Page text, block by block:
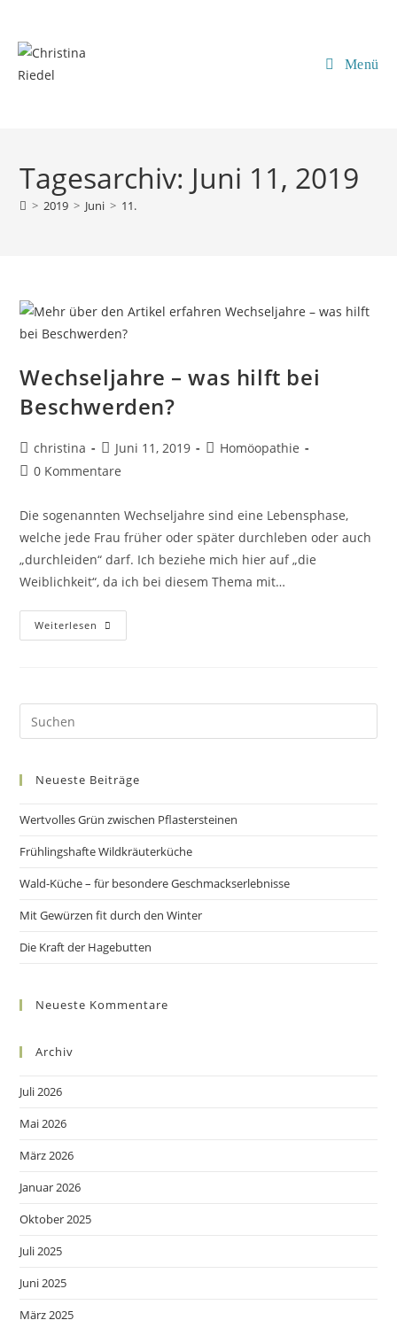
springen
Menü
Tagesarchiv: Juni 11, 2019
> 2019 > Juni > 11.
Wechseljahre – was hilft bei
Beschwerden?
Beitrags-
Autor:
christina
Beitrag
veröffentlicht:
Juni 11, 2019
Beitrags-
Homöopathie
Beitrags-
0 Kommentare
Die sogenannten Wechseljahre sind eine Lebensphase,
welche jede Frau früher oder später durchleben oder auch
„durchleiden“ darf. Ich beziehe mich hier auf „die
Weiblichkeit“, da ich bei diesem Thema mit…
Weiterlesen Wechseljahre
–
Neueste Beiträge
Wertvolles Grün zwischen Pflastersteinen
Frühlingshafte Wildkräuterküche
Wald-Küche – für besondere Geschmackserlebnisse
Mit Gewürzen fit durch den Winter
Die Kraft der Hagebutten
Neueste Kommentare
Archiv
Juli 2026
Mai 2026
März 2026
Januar 2026
Oktober 2025
Juli 2025
Juni 2025
März 2025